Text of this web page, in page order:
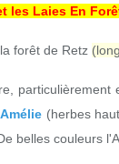
les Laies En
forêt de Retz
particulièrement
(herbes
belles couleurs